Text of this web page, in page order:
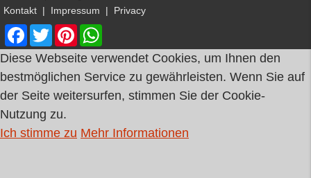
Kontakt | Impressum |
Privacy
Facebook
TwitterPinterest
Diese Webseite verwendet Cookies, um Ihnen den
bestmöglichen Service zu gewährleisten. Wenn Sie auf
der Seite weitersurfen, stimmen Sie der Cookie-
Nutzung zu.
Ich stimme zu Mehr Informationen